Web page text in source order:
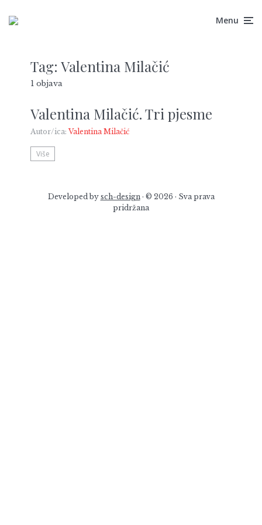
Menu
Tag: Valentina Milačić
1 objava
Valentina Milačić. Tri pjesme
Autor/ica: Valentina Milačić
Više
Developed by sch-design· © 2026 · Sva prava
pridržana